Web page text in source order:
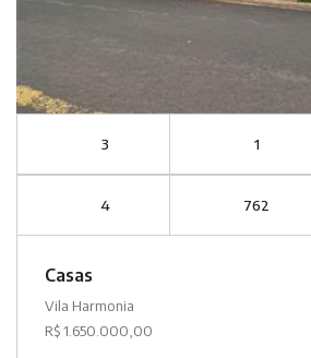
3 1
4 762
Casas
Vila Harmonia
R$ 1.650.000,00